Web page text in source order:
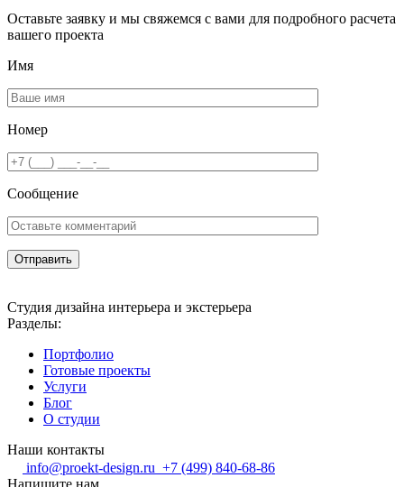
Оставьте заявку и мы свяжемся с вами для подробного расчета
вашего проекта
Имя
Номер
Сообщение
Студия дизайна интерьера и экстерьера
Разделы:
Портфолио
Готовые проекты
Услуги
Блог
О студии
Наши контакты
info@proekt-design.ru +7 (499) 840-68-86
Напишите нам